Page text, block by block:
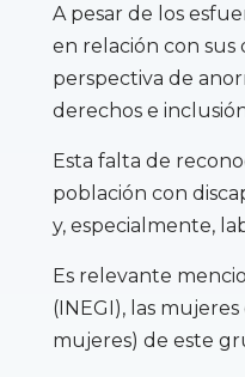
A pesar de los
en relación con sus
perspectiva de
derechos e
Esta falta de
población con
y, especialmente,
Es relevante
(INEGI), las
mujeres) de este